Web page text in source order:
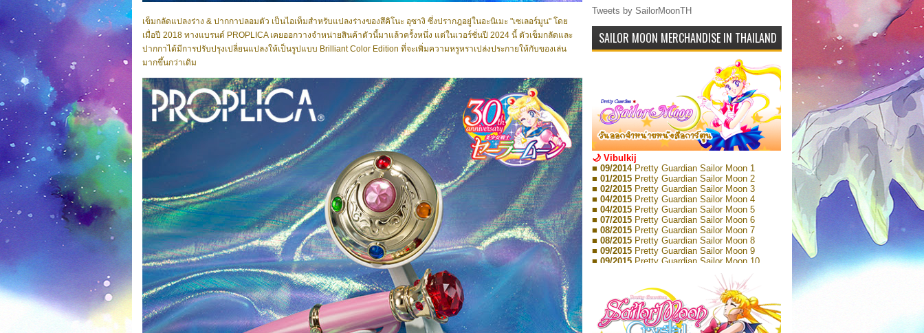
เข็มกลัดแปลงร่าง & ปากกาปลอมตัว เป็นไอเท็มสำหรับแปลงร่างของสึคิโนะ อุซางิ ซึ่งปรากฎอยู่ในอะนิเมะ "เซเลอร์มูน" โดย
เมื่อปี 2018 ทางแบรนด์ PROPLICA เคยออกวางจำหน่ายสินค้าตัวนี้มาแล้วครั้งหนึ่ง แต่ในเวอร์ชั่นปี 2024 นี้ ตัวเข็มกลัดและ
ปากกาได้มีการปรับปรุงเปลี่ยนแปลงให้เป็นรูปแบบ Brilliant Color Edition ที่จะเพิ่มความหรูหราเปล่งประกายให้กับของเล่น
มากขึ้นกว่าเดิม
Tweets by SailorMoonTH
SAILOR MOON MERCHANDISE IN THAILAND
🌙 Vibulkij
■ 09/2014 Pretty Guardian Sailor Moon 1
■ 01/2015 Pretty Guardian Sailor Moon 2
■ 02/2015 Pretty Guardian Sailor Moon 3
■ 04/2015 Pretty Guardian Sailor Moon 4
■ 04/2015 Pretty Guardian Sailor Moon 5
■ 07/2015 Pretty Guardian Sailor Moon 6
■ 08/2015 Pretty Guardian Sailor Moon 7
■ 08/2015 Pretty Guardian Sailor Moon 8
■ 09/2015 Pretty Guardian Sailor Moon 9
■ 09/2015 Pretty Guardian Sailor Moon 10
Pretty Guardian Sailor Moon 11
Pretty Guardian Sailor Moon 12
Pretty Guardian Sailor Moon Short
Stories 1
■ 09/2018Pretty Guardian Sailor Moon Short
Stories 2